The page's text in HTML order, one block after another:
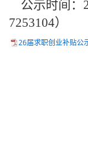
公示时间：
7253104）
26届求职创业补贴公